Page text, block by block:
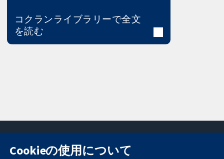
コクランライブラリーで全文
を読む
Cookieの使用について